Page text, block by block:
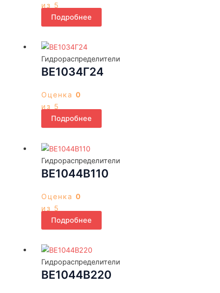
из 5
Подробнее
Гидрораспределители
ВЕ1034Г24
Оценка 0
из 5
Подробнее
Гидрораспределители
ВЕ1044В110
Оценка 0
из 5
Подробнее
Гидрораспределители
ВЕ1044В220